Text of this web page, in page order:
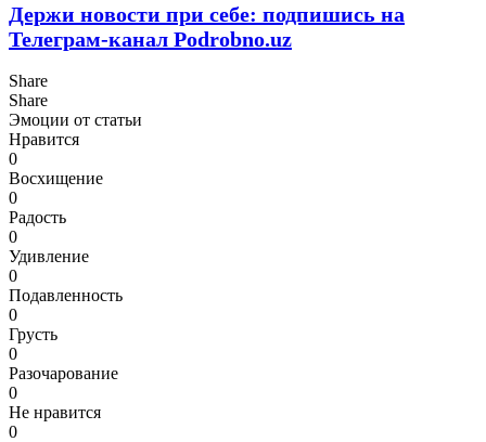
Держи новости при себе: подпишись на
Телеграм-канал Podrobno.uz
Share
Share
Эмоции от статьи
Нравится
0
Восхищение
0
Радость
0
Удивление
0
Подавленность
0
Грусть
0
Разочарование
0
Не нравится
0